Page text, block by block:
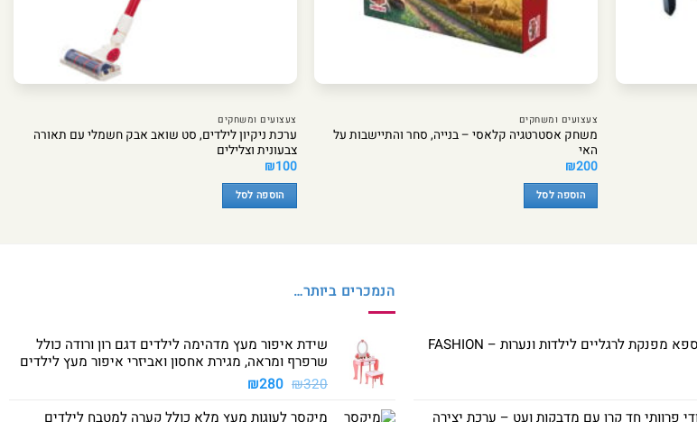
צעצועים ומשחקים
משחק אסטרטגיה קלאסי – בנייה, סחר והתיישבות על
האי
₪200
הוספה לסל
צעצועים ומשחקים
ערכת ניקיון לילדים, סט שואב אבק חשמלי עם תאורה
צבעונית וצלילים
₪100
הוספה לסל
ערכת ספא מפנקת לרגליים לילדות ונערות – FASHION
פרוותי חד קרן עם מדבקות ועט – ערכת יצירה
הנמכרים ביותר…
שידת איפור מעץ מדהימה לילדים דגם רון ורודה כולל
שרפרף ומראה, מגירת אחסון ואביזרי איפור מעץ לילדים
₪320
המחיר
₪280 המחיר
מיקסר לעוגות מעץ מלא כולל קערה למטבח לילדים